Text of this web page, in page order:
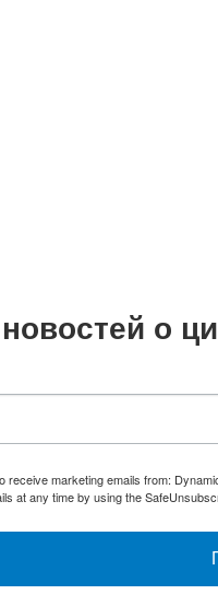
о
receive marketing emails from:
at any time by using the